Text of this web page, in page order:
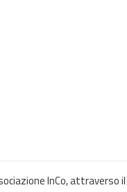
InCo, attraverso